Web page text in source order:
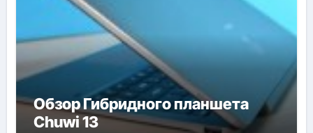
Обзор Гибридного планшета
Chuwi 13